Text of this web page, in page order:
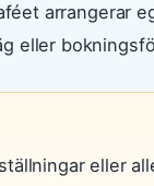
arrangerar
eller
eller